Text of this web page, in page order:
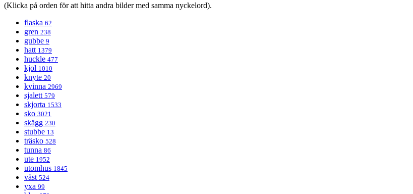
(Klicka på orden för att hitta andra bilder med samma nyckelord).
flaska 62
gren 238
gubbe 9
hatt 1379
huckle 477
kjol 1010
knyte 20
kvinna 2969
sjalett 579
skjorta 1533
sko 3021
skägg 230
stubbe 13
träsko 528
tunna 86
ute 1952
utomhus 1845
väst 524
yxa 99